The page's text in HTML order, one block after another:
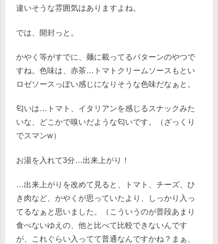
違いそうな雰囲気はありますよね。
では、開封っと。
かやく等がすでに、麺に載ってるパターンのやつで
すね。色味は、赤茶…トマトクリームソースもとい
ロゼソースっぽい感じになりそうな色味だなぁと。
匂いは…トマト、イタリアンを感じるスナックみた
いな、どこかで嗅いだような匂いです。（ざっくり
でスマンw）
お湯を入れて3分…出来上がり！
…出来上がりを改めて見ると、トマト、チーズ、ひ
き肉など、かやくが思っていたより、しっかり入っ
てるなぁと思いました。（こういうのが普段あまり
食べないゆえの、他と比べて比較できないんです
が、これぐらい入ってて普通なんですかね？まぁ、